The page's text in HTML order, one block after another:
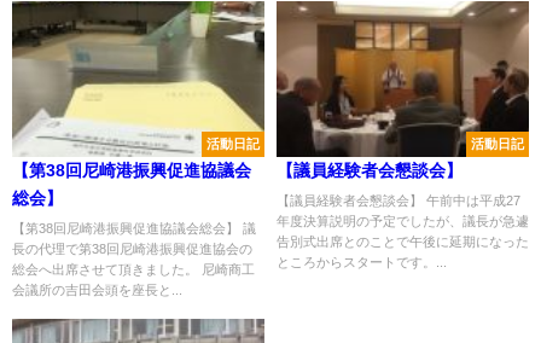
活動日記
【第38回尼崎港振興促進協議会
総会】
【第38回尼崎港振興促進協議会総会】 議
長の代理で第38回尼崎港振興促進協会の
総会へ出席させて頂きました。 尼崎商工
会議所の吉田会頭を座長と...
活動日記
【議員経験者会懇談会】
【議員経験者会懇談会】 午前中は平成27
年度決算説明の予定でしたが、議長が急遽
告別式出席とのことで午後に延期になった
ところからスタートです。...